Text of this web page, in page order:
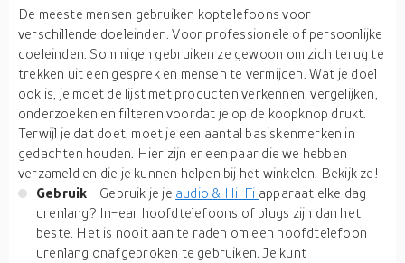
De meeste mensen gebruiken koptelefoons voor
verschillende doeleinden. Voor professionele of persoonlijke
doeleinden. Sommigen gebruiken ze gewoon om zich terug te
trekken uit een gesprek en mensen te vermijden. Wat je doel
ook is, je moet de lijst met producten verkennen, vergelijken,
onderzoeken en filteren voordat je op de koopknop drukt.
Terwijl je dat doet, moet je een aantal basiskenmerken in
gedachten houden. Hier zijn er een paar die we hebben
verzameld en die je kunnen helpen bij het winkelen. Bekijk ze!
Gebruik - Gebruik je je audio & Hi-Fi apparaat elke dag
urenlang? In-ear hoofdtelefoons of plugs zijn dan het
beste. Het is nooit aan te raden om een hoofdtelefoon
urenlang onafgebroken te gebruiken. Je kunt